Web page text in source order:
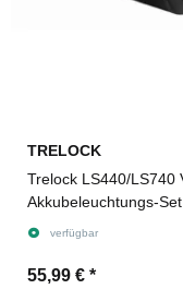
TRELOCK
Trelock LS440/LS740 Vector Lighthammer 40 Lux
Akkubeleuchtungs-Set
verfügbar
55,99 € *